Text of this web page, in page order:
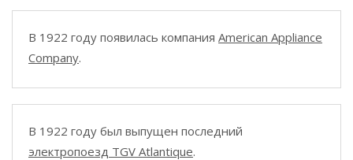
В 1922 году появилась компания American Appliance
Company.
В 1922 году был выпущен последний
электропоезд TGV Atlantique.